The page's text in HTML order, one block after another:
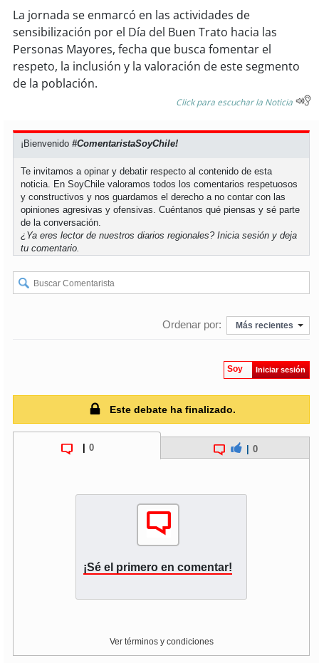
coronel
soyarauco
soytemuco
soyosorno
soy puertomontt
soychiloé
La jornada se enmarcó en las actividades de
sensibilización por el Día del Buen Trato hacia las
Personas Mayores, fecha que busca fomentar el
respeto, la inclusión y la valoración de este segmento
de la población.
Click para escuchar la Noticia
¡Bienvenido#ComentaristaSoyChile!
Te invitamos a opinar y debatir respecto al contenido de esta
noticia. En SoyChile valoramos todos los comentarios respetuosos
y constructivos y nos guardamos el derecho a no contar con las
opiniones agresivas y ofensivas. Cuéntanos qué piensas y sé parte
de la conversación.
¿Ya eres lector de nuestros diarios regionales?Inicia sesión y deja
tu comentario.
Ordenar por: Más recientes
Soy Iniciar sesión
Este debate ha finalizado.
0 0
¡Sé el primero en comentar!
Ver términos y condiciones